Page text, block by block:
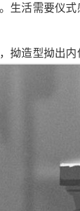
生活需要仪
拗造型拗出内